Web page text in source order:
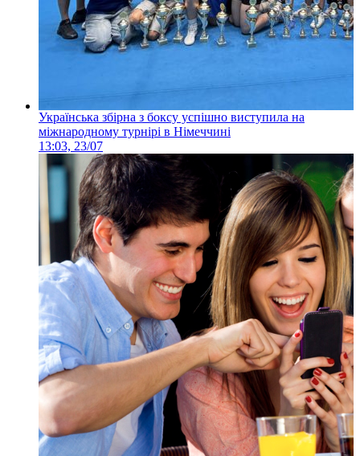
Українська збірна з боксу успішно виступила на
міжнародному турнірі в Німеччині
13:03, 23/07